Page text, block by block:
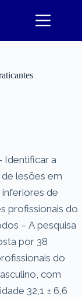
Identificar a
de lesões em
de
profissionais do
– A pesquisa
por 38
do
com
32,1 ± 6,6